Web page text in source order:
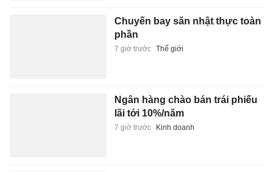
Chuyến bay săn nhật thực toàn
phần
7 giờ trước Thế giới
Ngân hàng chào bán trái phiếu
lãi tới 10%/năm
7 giờ trước Kinh doanh